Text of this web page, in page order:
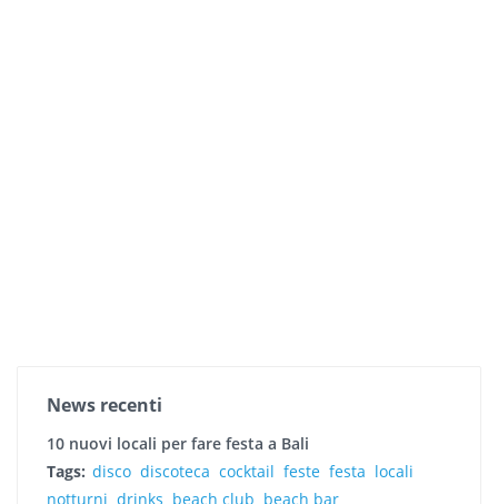
News recenti
10 nuovi locali per fare festa a Bali
Tags: disco discoteca cocktail feste festa locali
notturni drinks beach club beach bar